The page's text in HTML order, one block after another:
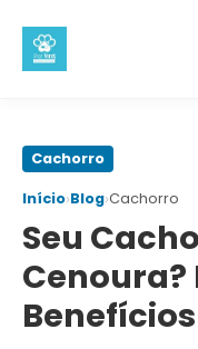
Pular
conteúdo
principal
Cachorro
Início›Blog›Cachorro
Seu
Cenoura?